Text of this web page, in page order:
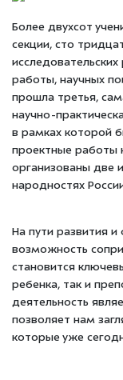
Более двухсот
секции, сто
работы, научных
прошла третья,
научно-
в рамках которой
проектные работы
организованы две
народностях
На пути развития
возможность
становится
ребенка, так и
деятельность
позволяет нам
которые уже